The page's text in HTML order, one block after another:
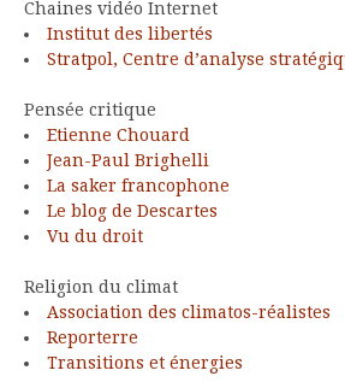
Chaines vidéo Internet
Institut des libertés
Stratpol, Centre d’analyse
Pensée critique
Etienne Chouard
Jean-Paul Brighelli
La saker francophone
Le blog de Descartes
Vu du droit
Religion du climat
Association des climatos-réalistes
Reporterre
Transitions et énergies